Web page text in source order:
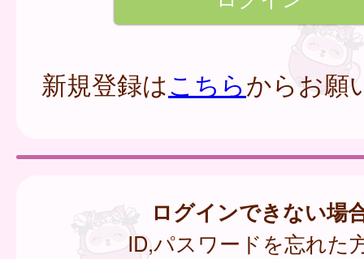
新規登録はこちらからお願
ログインできない場
ID,パスワードを忘れた